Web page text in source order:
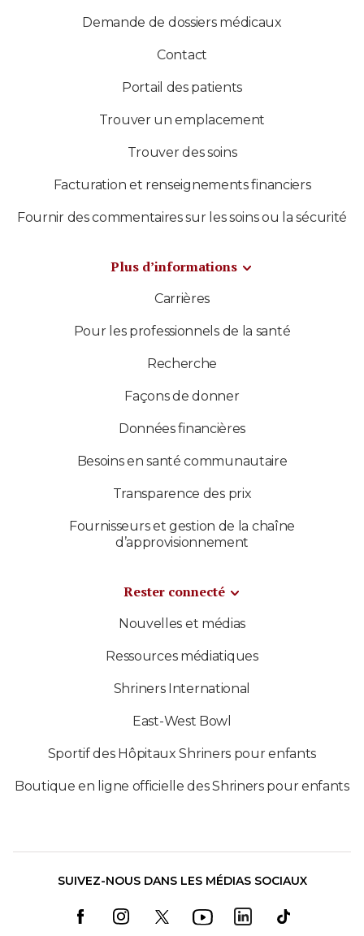
Demande de dossiers médicaux
Contact
Portail des patients
Trouver un emplacement
Trouver des soins
Facturation et renseignements financiers
Fournir des commentaires sur les soins ou la sécurité
Plus d’informations
Carrières
Pour les professionnels de la santé
Recherche
Façons de donner
Données financières
Besoins en santé communautaire
Transparence des prix
Fournisseurs et gestion de la chaîne
d’approvisionnement
Rester connecté
Nouvelles et médias
Ressources médiatiques
Shriners International
East-West Bowl
Sportif des Hôpitaux Shriners pour enfants
Boutique en ligne officielle des Shriners pour enfants
SUIVEZ-NOUS DANS LES MÉDIAS SOCIAUX